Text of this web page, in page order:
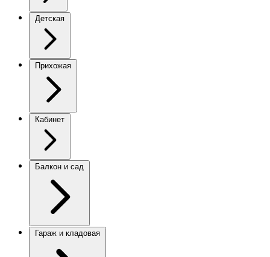
Детская
Прихожая
Кабинет
Балкон и сад
Гараж и кладовая